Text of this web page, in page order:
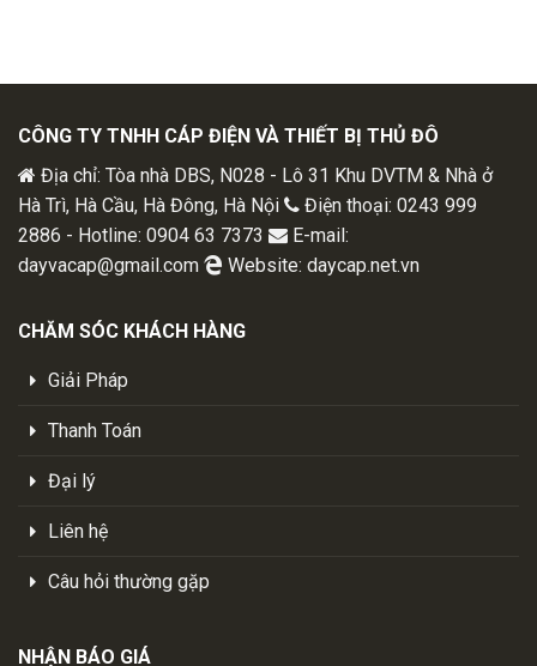
CÔNG TY TNHH CÁP ĐIỆN VÀ THIẾT BỊ THỦ ĐÔ
Địa chỉ: Tòa nhà DBS, N028 - Lô 31 Khu DVTM & Nhà ở
Hà Trì, Hà Cầu, Hà Đông, Hà Nội
Điện thoại: 0243 999
2886 - Hotline: 0904 63 7373
E-mail:
dayvacap@gmail.com
Website: daycap.net.vn
CHĂM SÓC KHÁCH HÀNG
Giải Pháp
Thanh Toán
Đại lý
Liên hệ
Câu hỏi thường gặp
NHẬN BÁO GIÁ